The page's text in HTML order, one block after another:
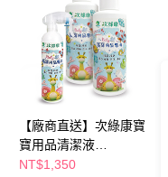
【廠商直送】次綠康寶
寶用品清潔液
1L*2+350ml*1
NT$1,350